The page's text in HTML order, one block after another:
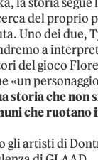
del proprio
Uno dei due,
a
del gioco
«un
storia che non
che ruotano
gli artisti di